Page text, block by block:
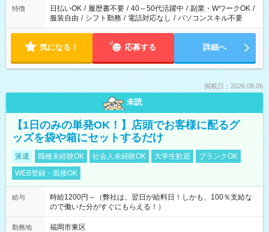
特徴 日払いOK / 履歴書不要 / 40～50代活躍中 / 副業・WワークOK /
服装自由 / シフト勤務 / 電話対応なし / パソコンスキル不要
気になる！ 応募する 詳細へ
掲載日：2026.08.06
未読
【1日のみの単発OK！】店頭でお客様に配るグ
ッズを袋や箱にセットするだけ
派遣 職種未経験OK 社会人未経験OK 大学生歓迎
ブランクOK
WEB登録・面接OK
給与
時給1200円～（弊社は、翌日が給料日！しかも、100％支給な
ので働いた分がすぐにもらえる！）
勤務地
福岡市東区